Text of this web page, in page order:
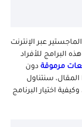
عبر الإنترنت
البرامج للأفراد
مرموقة دون
المقال، سنتناول
اختيار البرنامج